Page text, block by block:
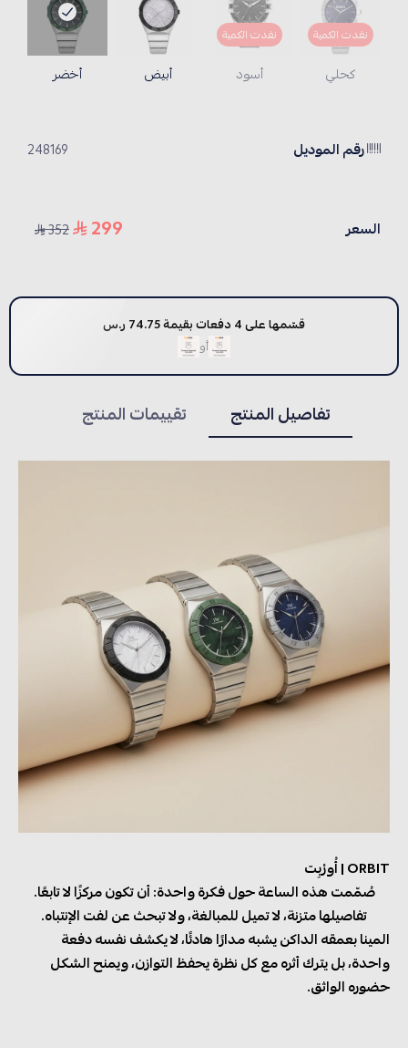
نفدت الكمية
كحلي
نفدت الكمية
أسود أبيض أخضر
رقم الموديل 248169
السعر 299
352
قسّمها على 4 دفعات بقيمة 74.75 ر.س
أو
تفاصيل المنتج تقييمات المنتج
ORBIT | أُورْبِت
صُمّمت هذه الساعة حول فكرة واحدة: أن تكون مركزًا لا تابعًا.
تفاصيلها متزنة، لا تميل للمبالغة، ولا تبحث عن لفت الإنتباه.
المينا بعمقه الداكن يشبه مدارًا هادئًا، لا يكشف نفسه دفعة
واحدة، بل يترك أثره مع كل نظرة يحفظ التوازن، ويمنح الشكل
حضوره الواثق.